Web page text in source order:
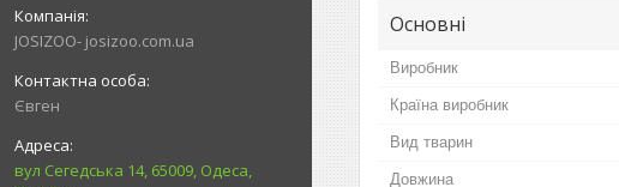
JOSIZOO- josizoo.com.ua
Євген
вул Сегедська 14, 65009, Одеса,
Основні
Виробник
Країна виробник
Вид тварин
Довжина